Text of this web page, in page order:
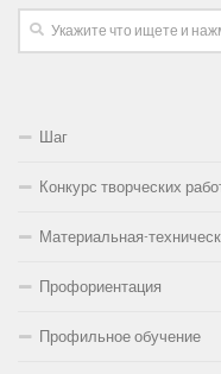
Шаг
Конкурс творческих
Материальная-
Профориентация
Профильное обучение